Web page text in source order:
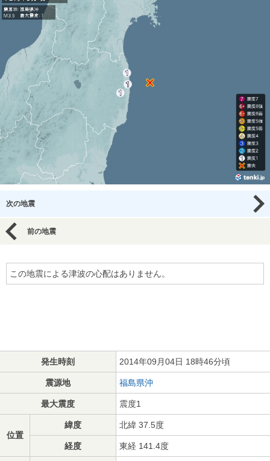
次の地震
前の地震
この地震による津波の心配はありません。
発生時刻 2014年09月04日 18時46分頃
震源地 福島県沖
最大震度 震度1
位置
緯度 北緯 37.5度
経度 東経 141.4度